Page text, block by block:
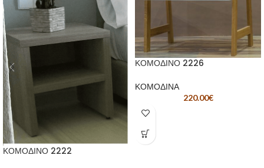
ΚΟΜΟΔΙΝΟ 2222
ΚΟΜΟΔΙΝΟ 2226
ΚΟΜΟΔΙΝΑ
220.00€